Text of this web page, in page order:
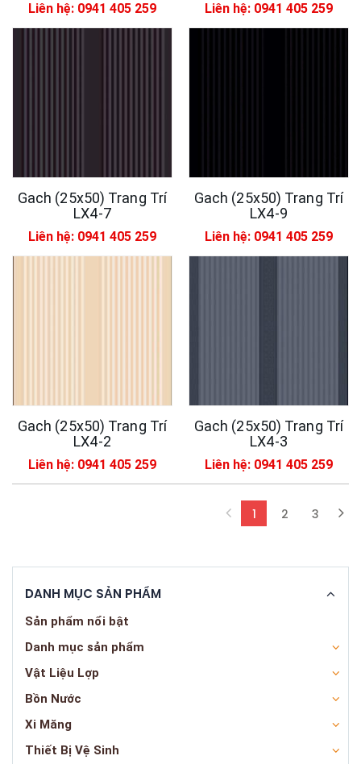
Liên hệ: 0941 405 259 Liên hệ: 0941 405 259
Gach (25x50) Trang Trí
LX4-7
Liên hệ: 0941 405 259
Gach (25x50) Trang Trí
LX4-9
Liên hệ: 0941 405 259
Gach (25x50) Trang Trí
LX4-2
Liên hệ: 0941 405 259
Gach (25x50) Trang Trí
LX4-3
Liên hệ: 0941 405 259
1(current)
2 3
DANH MỤC SẢN PHẨM
Sản phẩm nổi bật
Danh mục sản phẩm
Vật Liệu Lợp
Bồn Nước
Xi Măng
Thiết Bị Vệ Sinh